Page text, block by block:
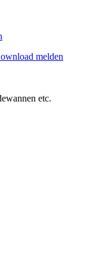
melden
etc.